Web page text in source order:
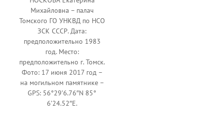
Михайловна – палач
Томского ГО УНКВД по НСО
ЗСК СССР. Дата:
предположительно 1983
год. Место:
предположительно г. Томск.
Фото: 17 июня 2017 год –
на могильном памятнике –
GPS: 56°29’6.76″N 85°
6’24.52″E.